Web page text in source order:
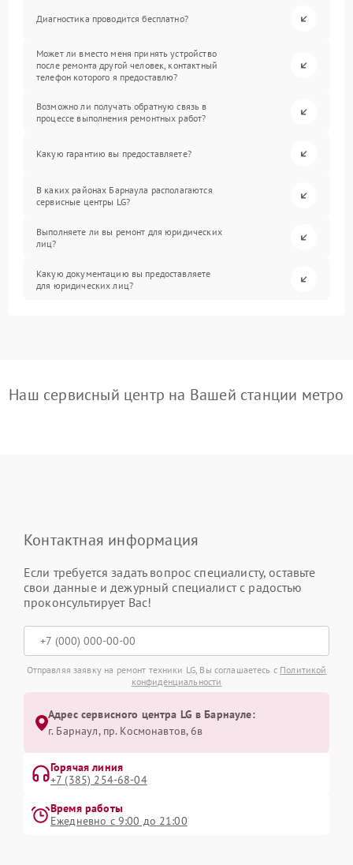
Диагностика проводится бесплатно?
Может ли вместо меня принять устройство
после ремонта другой человек, контактный
телефон которого я предоставлю?
Возможно ли получать обратную связь в
процессе выполнения ремонтных работ?
Какую гарантию вы предоставляете?
В каких районах Барнаула располагаются
сервисные центры LG?
Выполняете ли вы ремонт для юридических
лиц?
Какую документацию вы предоставляете
для юридических лиц?
Наш сервисный центр на Вашей станции метро
Контактная информация
Если требуется задать вопрос специалисту, оставьте
свои данные и дежурный специалист с радостью
проконсультирует Вас!
Отправляя заявку на ремонт техники LG, Вы соглашаетесь с Политикой
конфиденциальности
Адрес сервисного центра LG в Барнауле:
г. Барнаул, ​пр. Космонавтов, 6в
Горячая линия
+7 (385) 254-68-04
Время работы
Ежедневно с 9:00 до 21:00